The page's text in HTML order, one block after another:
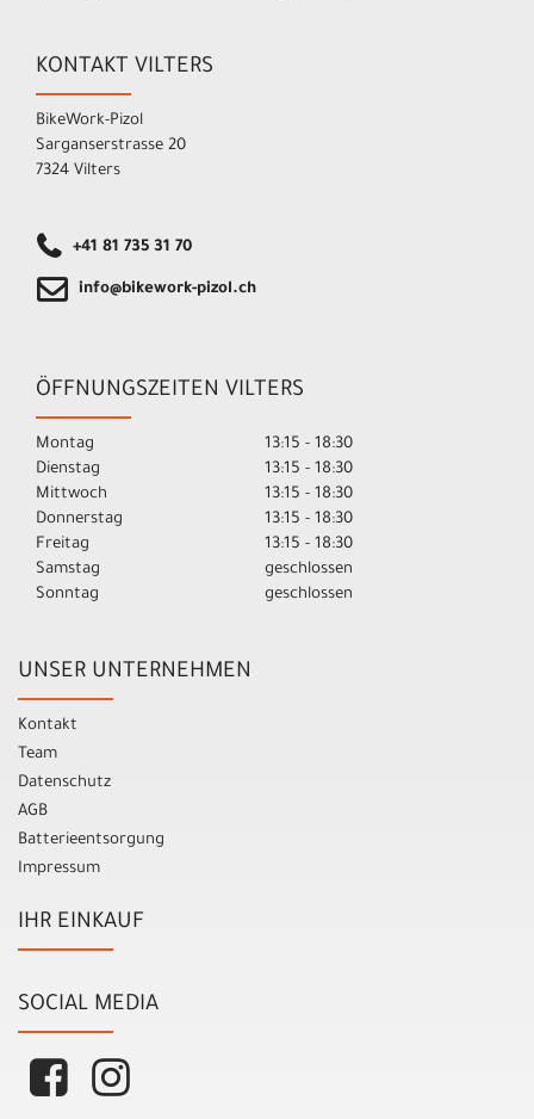
KONTAKT VILTERS
BikeWork-Pizol
Sarganserstrasse 20
7324 Vilters
+41 81 735 31 70
info@bikework-pizol.ch
ÖFFNUNGSZEITEN VILTERS
Montag
13:15 - 18:30
Dienstag
13:15 - 18:30
Mittwoch
13:15 - 18:30
Donnerstag
13:15 - 18:30
Freitag
13:15 - 18:30
Samstag
geschlossen
Sonntag
geschlossen
UNSER UNTERNEHMEN
Kontakt
Team
Datenschutz
AGB
Batterieentsorgung
Impressum
IHR EINKAUF
SOCIAL MEDIA